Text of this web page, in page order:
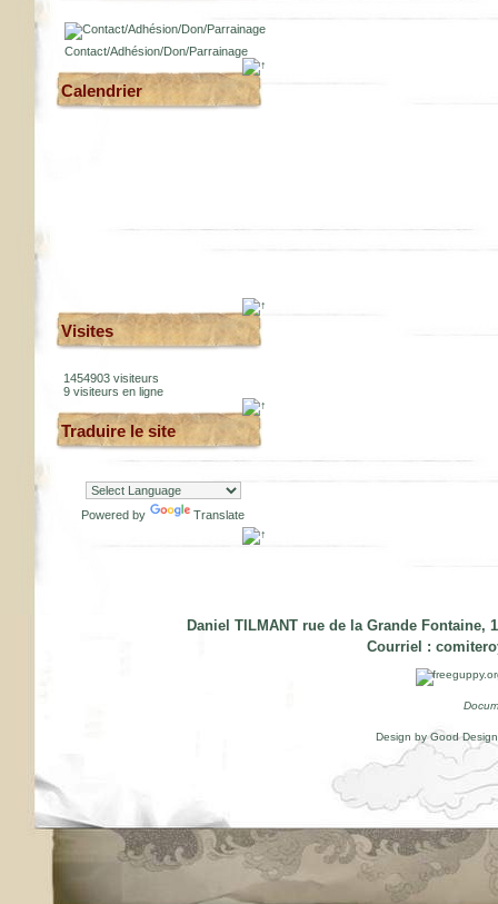
Contact/Adhésion/Don/Parrainage
Calendrier
Visites
1454903 visiteurs
9 visiteurs en ligne
Traduire le site
Powered by Translate
Daniel TILMANT rue de la Grande Fontaine,
Courriel :
Design by Good